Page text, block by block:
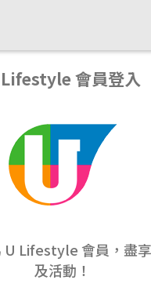
會員登入
U Lifestyle 會員，盡
及活動！